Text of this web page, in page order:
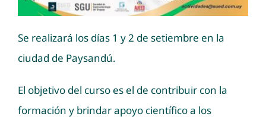
Se realizará los días 1 y 2 de setiembre en la
ciudad de Paysandú.
El objetivo del curso es el de contribuir con la
formación y brindar apoyo científico a los